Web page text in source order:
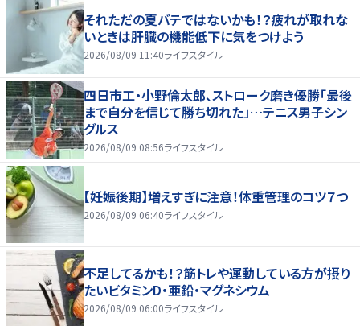
それただの夏バテではないかも！？疲れが取れな
いときは肝臓の機能低下に気をつけよう
2026/08/09 11:40ライフスタイル
四日市工・小野倫太郎、ストローク磨き優勝「最後
まで自分を信じて勝ち切れた」…テニス男子シン
グルス
2026/08/09 08:56ライフスタイル
【妊娠後期】増えすぎに注意！体重管理のコツ７つ
2026/08/09 06:40ライフスタイル
不足してるかも！？筋トレや運動している方が摂り
たいビタミンD・亜鉛・マグネシウム
2026/08/09 06:00ライフスタイル